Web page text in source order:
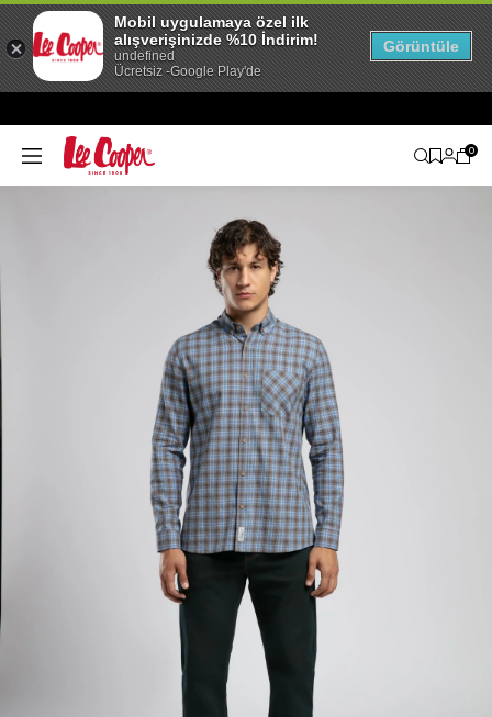
0
Mobil uygulamaya özel ilk
alışverişinizde %10 İndirim!
undefined
Ücretsiz -Google Play'de
Görüntüle